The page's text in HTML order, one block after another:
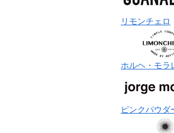
リモンチェロ
ホルヘ・モラ
ピンクパウダ